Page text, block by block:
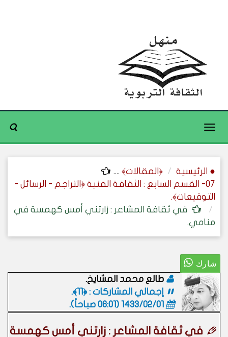
Toggle
● الرئيسية ﴿المقالات﴾ ....
07- القسم السابع : الثقافة الفنية ﴿التراجم - الرسائل -
التوقيعات﴾.
في ثقافة المشاعر : زارتني أمس كهمسة في
منامي.
طالع محمد المشايخ.
إجمالي المشاركات : ﴿11﴾.
1433/02/01 (06:01 صباحاً)
.
في ثقافة المشاعر : زارتني أمس كهمسة